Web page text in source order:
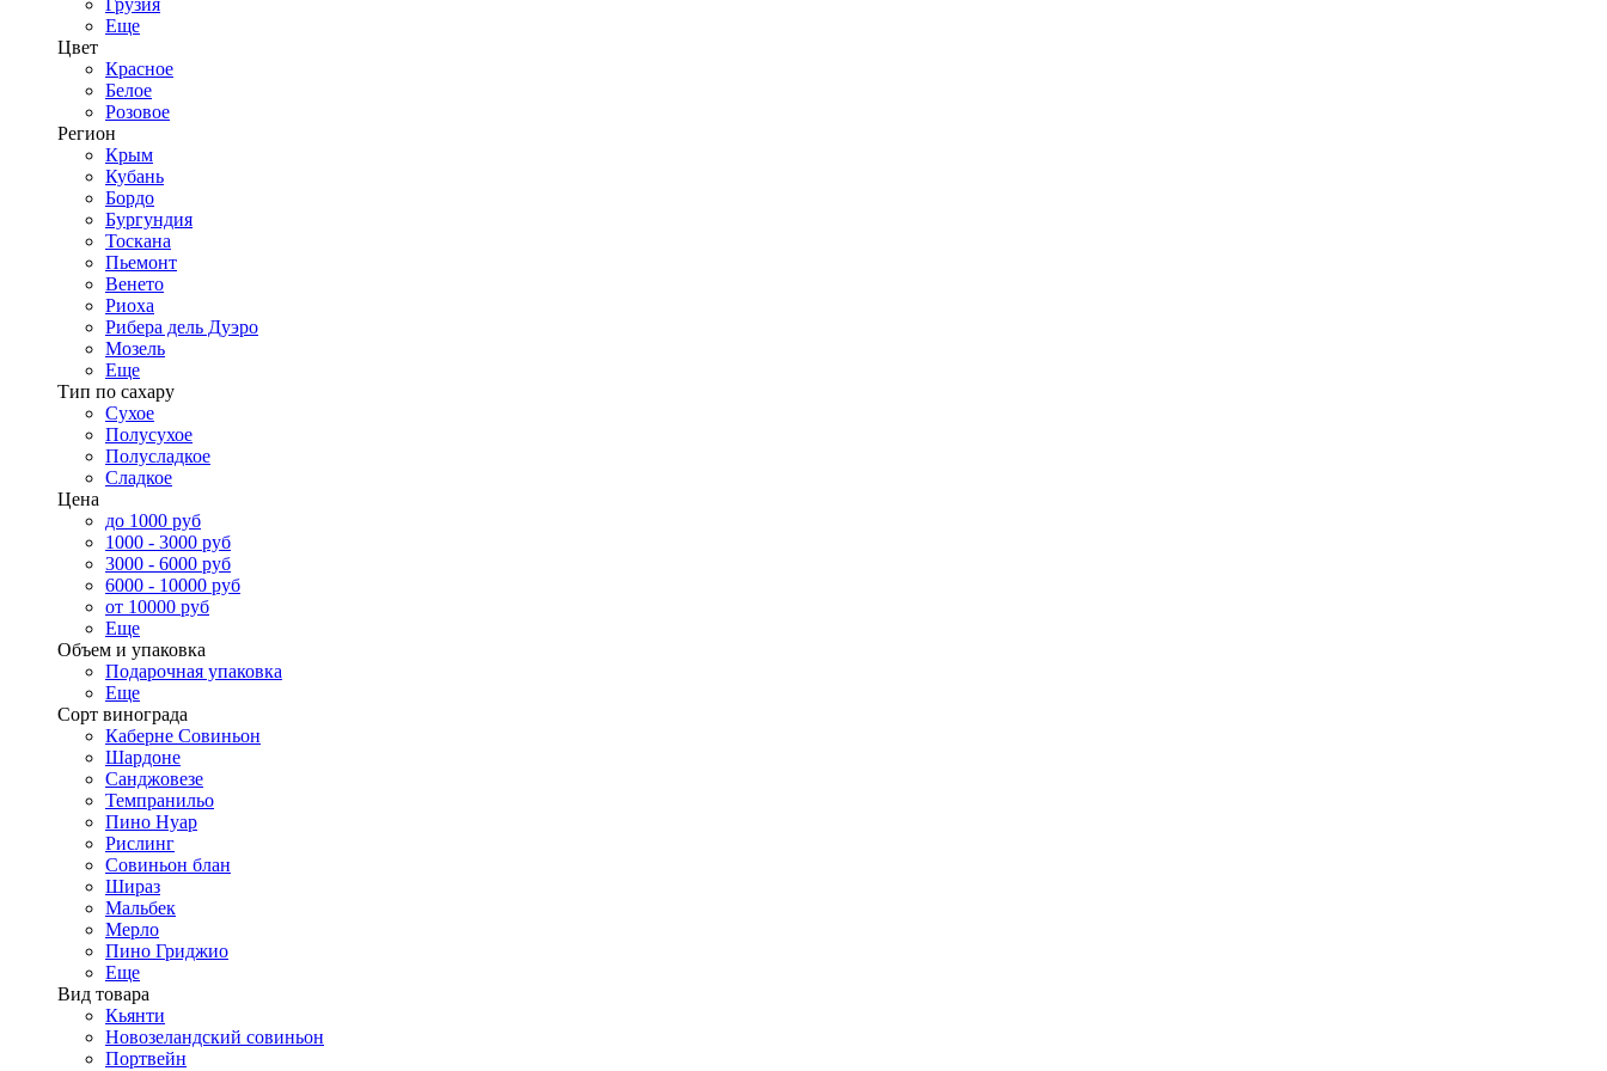
Грузия
Еще
Цвет
Красное
Белое
Розовое
Регион
Крым
Кубань
Бордо
Бургундия
Тоскана
Пьемонт
Венето
Риоха
Рибера дель Дуэро
Мозель
Еще
Тип по сахару
Сухое
Полусухое
Полусладкое
Сладкое
Цена
до 1000 руб
1000 - 3000 руб
3000 - 6000 руб
6000 - 10000 руб
от 10000 руб
Еще
Объем и упаковка
Подарочная упаковка
Еще
Сорт винограда
Каберне Совиньон
Шардоне
Санджовезе
Темпранильо
Пино Нуар
Рислинг
Совиньон блан
Шираз
Мальбек
Мерло
Пино Гриджио
Еще
Вид товара
Кьянти
Новозеландский совиньон
Портвейн